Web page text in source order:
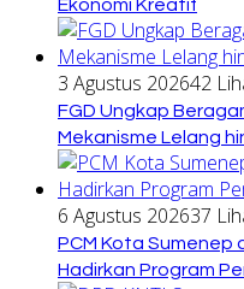
Ekonomi Kreatif
3 Agustus 202642
FGD Ungkap
Mekanisme Lelang
6 Agustus 202637
PCM Kota Sumenep
Hadirkan Program